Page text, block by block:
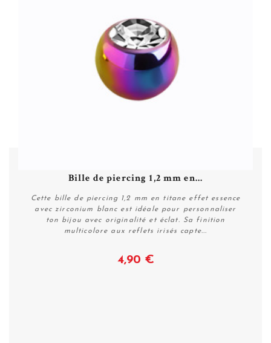
Bille de piercing 1,2 mm en...
Cette bille de piercing 1,2 mm en titane effet essence
avec zirconium blanc est idéale pour personnaliser
ton bijou avec originalité et éclat. Sa finition
multicolore aux reflets irisés capte...
4,90 €